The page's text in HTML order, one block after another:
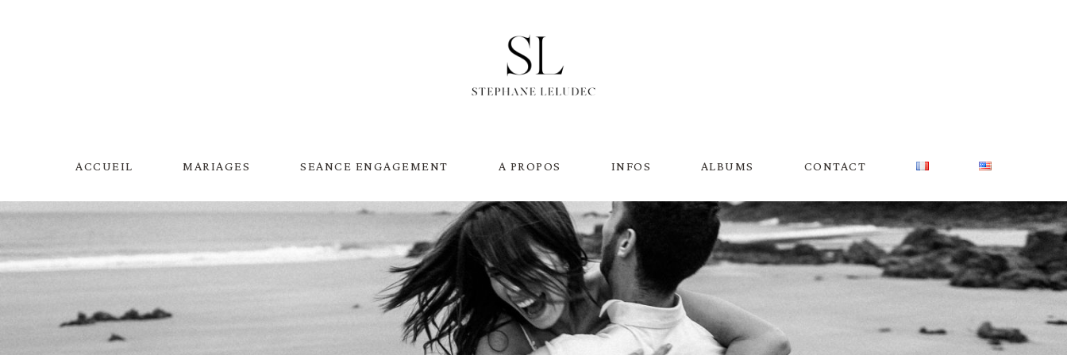
ACCUEIL MARIAGES SEANCE ENGAGEMENT A PROPOS INFOS ALBUMS CONTACT